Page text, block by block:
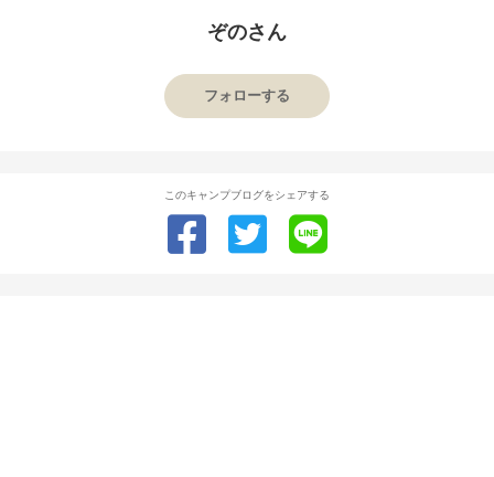
ぞのさん
フォローする
このキャンプブログをシェアする